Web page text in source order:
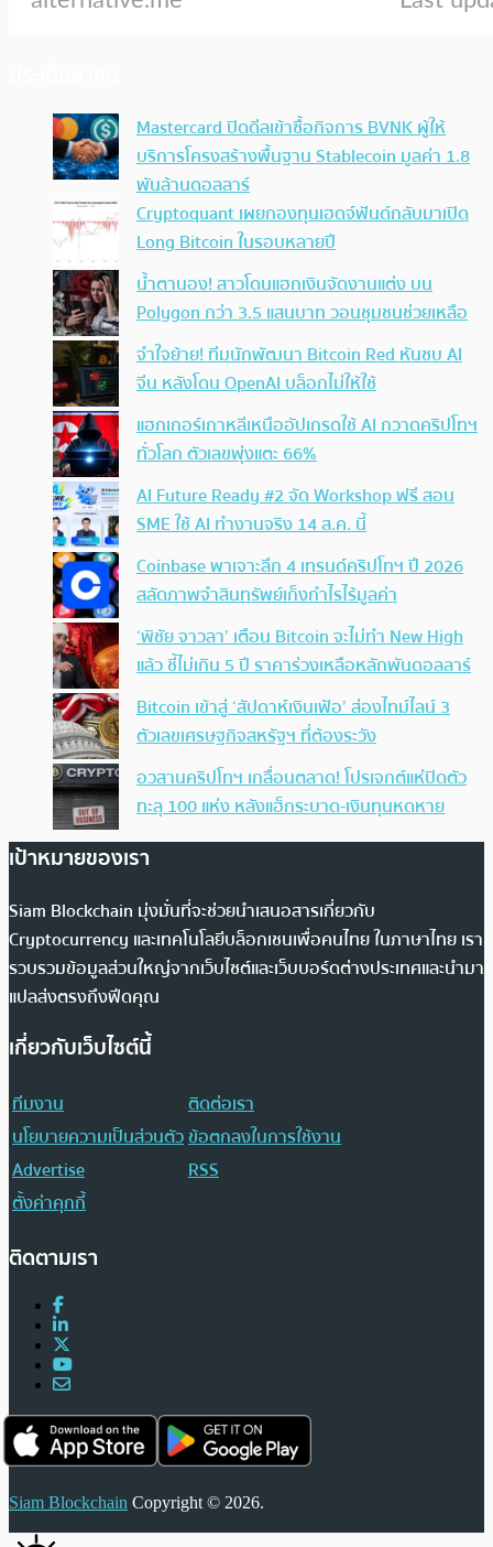
Mastercard ปิดดีลเข้าซื้อกิจการ BVNK ผู้ให้
บริการโครงสร้างพื้นฐาน Stablecoin มูลค่า 1.8
พันล้านดอลลาร์
Cryptoquant เผยกองทุนเฮดจ์ฟันด์กลับมาเปิด
Long Bitcoin ในรอบหลายปี
น้ำตานอง! สาวโดนแฮกเงินจัดงานแต่ง บน
Polygon กว่า 3.5 แสนบาท วอนชุมชนช่วยเหลือ
จำใจย้าย! ทีมนักพัฒนา Bitcoin Red หันซบ AI
จีน หลังโดน OpenAI บล็อกไม่ให้ใช้
แฮกเกอร์เกาหลีเหนืออัปเกรดใช้ AI กวาดคริปโทฯ
ทั่วโลก ตัวเลขพุ่งแตะ 66%
AI Future Ready #2 จัด Workshop ฟรี สอน
SME ใช้ AI ทำงานจริง 14 ส.ค. นี้
Coinbase พาเจาะลึก 4 เทรนด์คริปโทฯ ปี 2026
สลัดภาพจำสินทรัพย์เก็งกำไรไร้มูลค่า
‘พิชัย จาวลา’ เตือน Bitcoin จะไม่ทำ New High
แล้ว ชี้ไม่เกิน 5 ปี ราคาร่วงเหลือหลักพันดอลลาร์
Bitcoin เข้าสู่ ‘สัปดาห์เงินเฟ้อ’ ส่องไทม์ไลน์ 3
ตัวเลขเศรษฐกิจสหรัฐฯ ที่ต้องระวัง
อวสานคริปโทฯ เกลื่อนตลาด! โปรเจกต์แห่ปิดตัว
ทะลุ 100 แห่ง หลังแฮ็กระบาด-เงินทุนหดหาย
เป้าหมายของเรา
Siam Blockchain มุ่งมั่นที่จะช่วยนำเสนอสารเกี่ยวกับ
Cryptocurrency และเทคโนโลยีบล็อกเชนเพื่อคนไทย ในภาษาไทย เรา
รวบรวมข้อมูลส่วนใหญ่จากเว็บไซต์และเว็บบอร์ดต่างประเทศและนำมา
แปลส่งตรงถึงฟีดคุณ
เกี่ยวกับเว็บไซต์นี้
ทีมงาน
ติดต่อเรา
นโยบายความเป็นส่วนตัวข้อตกลงในการใช้งาน
Advertise
RSS
ตั้งค่าคุกกี้
ติดตามเรา
Siam Blockchain Copyright © 2026.